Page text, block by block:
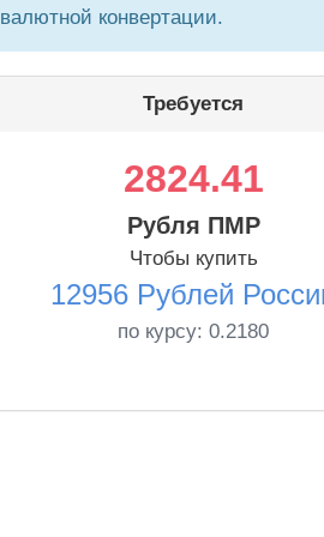
валютной конвертации.
Требуется
2824.41
Рубля ПМР
Чтобы купить
12956 Рублей
по курсу: 0.2180